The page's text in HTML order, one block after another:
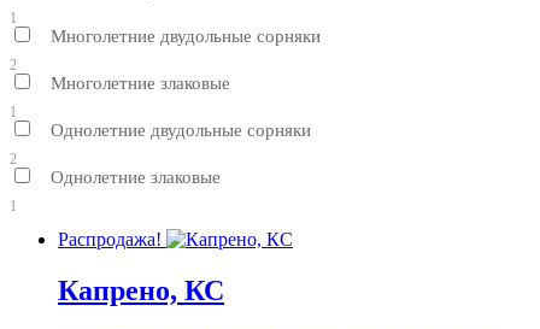
1
Многолетние двудольные сорняки
2
Многолетние злаковые
1
Однолетние двудольные сорняки
2
Однолетние злаковые
1
Распродажа!
Капрено, КС